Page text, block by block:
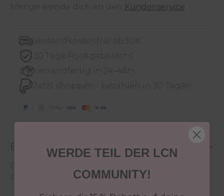
Menge wende dich an den
Kundenservice
Versandkostenfrei ab 50€
30 Tage Rückgaberecht
Versandfertig in 24-48h
Jetzt shoppen - bezahlen in 30 Tagen
Beschreibung
Entdecken Sie über 150 Recolution Advanced
Farben zum Sonderpreis von 4,99 €.
WERDE TEIL DER LCN
COMMUNITY!